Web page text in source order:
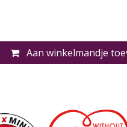
Aan winkelmandje